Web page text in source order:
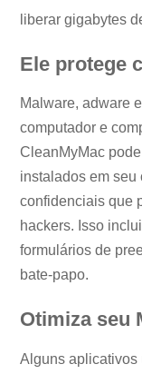
liberar gigabytes
Ele protege
Malware, adware
computador e
CleanMyMac
instalados em seu
confidenciais que
hackers. Isso
formulários de
bate-papo.
Otimiza seu
Alguns aplicativos